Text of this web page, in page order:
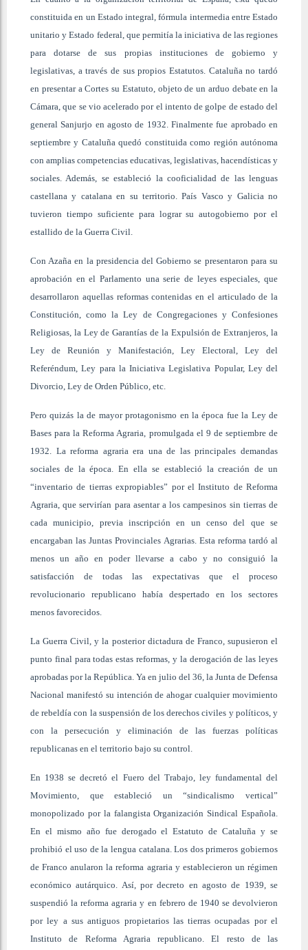
constituida en un Estado integral, fórmula intermedia entre Estado
unitario y Estado federal, que permitía la iniciativa de las regiones
para dotarse de sus propias instituciones de gobierno y
legislativas, a través de sus propios Estatutos. Cataluña no tardó
en presentar a Cortes su Estatuto, objeto de un arduo debate en la
Cámara, que se vio acelerado por el intento de golpe de estado del
general Sanjurjo en agosto de 1932. Finalmente fue aprobado en
septiembre y Cataluña quedó constituida como región autónoma
con amplias competencias educativas, legislativas, hacendísticas y
sociales. Además, se estableció la cooficialidad de las lenguas
castellana y catalana en su territorio. País Vasco y Galicia no
tuvieron tiempo suficiente para lograr su autogobierno por el
estallido de la Guerra Civil.
Con Azaña en la presidencia del Gobierno se presentaron para su
aprobación en el Parlamento una serie de leyes especiales, que
desarrollaron aquellas reformas contenidas en el articulado de la
Constitución, como la Ley de Congregaciones y Confesiones
Religiosas, la Ley de Garantías de la Expulsión de Extranjeros, la
Ley de Reunión y Manifestación, Ley Electoral, Ley del
Referéndum, Ley para la Iniciativa Legislativa Popular, Ley del
Divorcio, Ley de Orden Público, etc.
Pero quizás la de mayor protagonismo en la época fue la Ley de
Bases para la Reforma Agraria, promulgada el 9 de septiembre de
1932. La reforma agraria era una de las principales demandas
sociales de la época. En ella se estableció la creación de un
“inventario de tierras expropiables” por el Instituto de Reforma
Agraria, que servirían para asentar a los campesinos sin tierras de
cada municipio, previa inscripción en un censo del que se
encargaban las Juntas Provinciales Agrarias. Esta reforma tardó al
menos un año en poder llevarse a cabo y no consiguió la
satisfacción de todas las expectativas que el proceso
revolucionario republicano había despertado en los sectores
menos favorecidos.
La Guerra Civil, y la posterior dictadura de Franco, supusieron el
punto final para todas estas reformas, y la derogación de las leyes
aprobadas por la República. Ya en julio del 36, la Junta de Defensa
Nacional manifestó su intención de ahogar cualquier movimiento
de rebeldía con la suspensión de los derechos civiles y políticos, y
con la persecución y eliminación de las fuerzas políticas
republicanas en el territorio bajo su control.
En 1938 se decretó el Fuero del Trabajo, ley fundamental del
Movimiento, que estableció un “sindicalismo vertical”
monopolizado por la falangista Organización Sindical Española.
En el mismo año fue derogado el Estatuto de Cataluña y se
prohibió el uso de la lengua catalana. Los dos primeros gobiernos
de Franco anularon la reforma agraria y establecieron un régimen
económico autárquico. Así, por decreto en agosto de 1939, se
suspendió la reforma agraria y en febrero de 1940 se devolvieron
por ley a sus antiguos propietarios las tierras ocupadas por el
Instituto de Reforma Agraria republicano. El resto de las